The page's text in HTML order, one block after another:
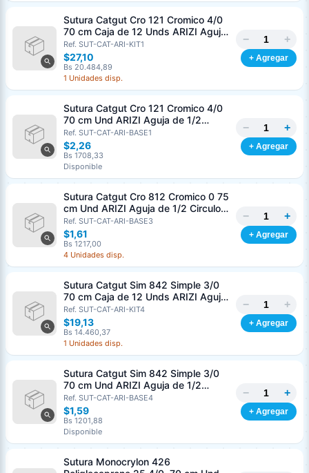
Sutura Catgut Cro 121 Cromico 4/0
70 cm Caja de 12 Unds ARIZI Aguja
de 1/2 Circulo Punta Conica 26 mm
Ref. SUT-CAT-ARI-KIT1
$27,10
Bs 20.484,89
1 Unidades disp.
− +
+ Agregar
Sutura Catgut Cro 121 Cromico 4/0
70 cm Und ARIZI Aguja de 1/2
Circulo Punta Conica 26 mm
Ref. SUT-CAT-ARI-BASE1
$2,26
Bs 1708,33
Disponible
− +
+ Agregar
Sutura Catgut Cro 812 Cromico 0 75
cm Und ARIZI Aguja de 1/2 Circulo
Punta Conica 37 mm
Ref. SUT-CAT-ARI-BASE3
$1,61
Bs 1217,00
4 Unidades disp.
− +
+ Agregar
Sutura Catgut Sim 842 Simple 3/0
70 cm Caja de 12 Unds ARIZI Aguja
de 1/2 Circulo Punta Conica 36 mm
Ref. SUT-CAT-ARI-KIT4
$19,13
Bs 14.460,37
1 Unidades disp.
− +
+ Agregar
Sutura Catgut Sim 842 Simple 3/0
70 cm Und ARIZI Aguja de 1/2
Circulo Punta Conica 36 mm
Ref. SUT-CAT-ARI-BASE4
$1,59
Bs 1201,88
Disponible
− +
+ Agregar
Sutura Monocrylon 426